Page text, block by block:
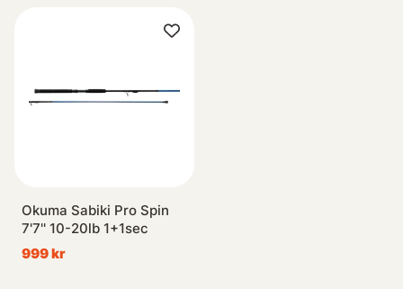
Okuma Sabiki Pro Spin
7'7'' 10-20lb 1+1sec
999 kr